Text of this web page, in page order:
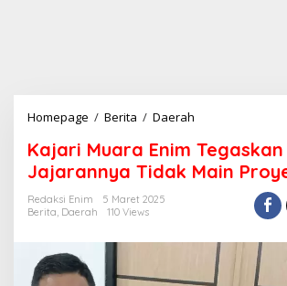
Homepage / Berita / Daerah
j
a
r
a
Kajari Muara Enim Tegaskan
Jajarannya Tidak Main
Redaksi Enim
5 Maret 2025
Berita, Daerah 110 Views